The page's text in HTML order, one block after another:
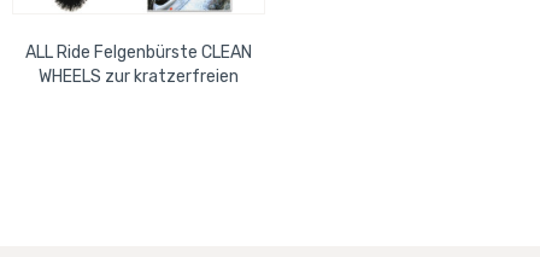
ALL Ride Felgenbürste CLEAN
WHEELS zur kratzerfreien